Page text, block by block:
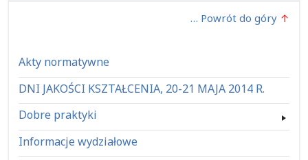
… Powrót do góry
Akty normatywne
DNI JAKOŚCI KSZTAŁCENIA, 20-21 MAJA 2014 R.
Dobre praktyki
Informacje wydziałowe